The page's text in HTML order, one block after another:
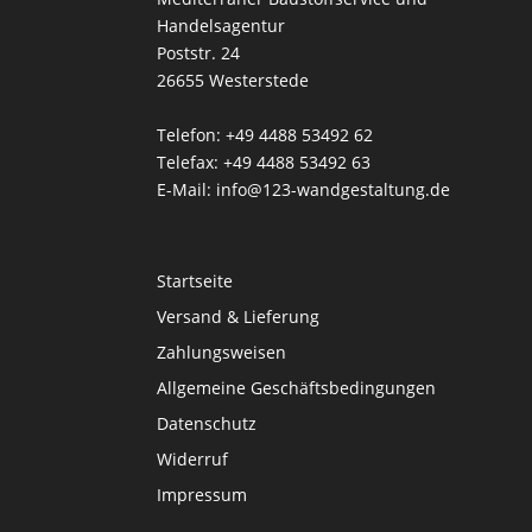
Handelsagentur
Poststr. 24
26655 Westerstede
Telefon: +49 4488 53492 62
Telefax: +49 4488 53492 63
E-Mail: info@123-wandgestaltung.de
Startseite
Versand & Lieferung
Zahlungsweisen
Allgemeine Geschäftsbedingungen
Datenschutz
Widerruf
Impressum